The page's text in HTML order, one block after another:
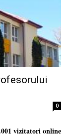
0
vizitatori online